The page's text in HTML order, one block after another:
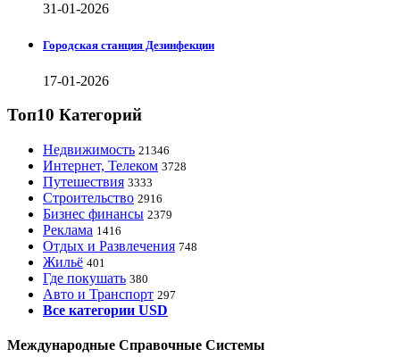
31-01-2026
Городская станция Дезинфекции
17-01-2026
Топ10 Категорий
Недвижимость 21346
Интернет, Телеком 3728
Путешествия 3333
Строительство 2916
Бизнес финансы 2379
Реклама 1416
Отдых и Развлечения 748
Жильё 401
Где покушать 380
Авто и Транспорт 297
Все категории USD
Международные Справочные Системы